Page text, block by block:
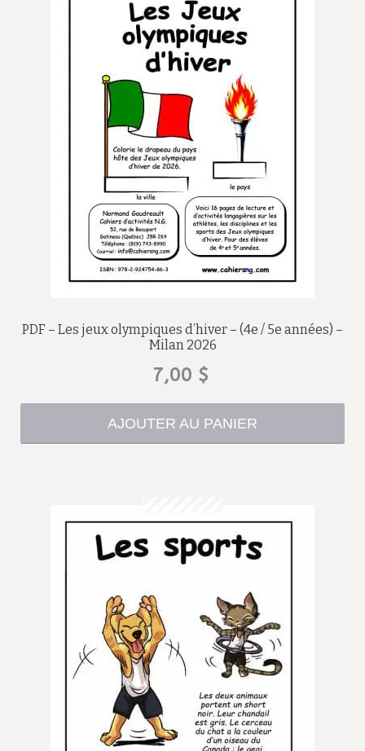
PDF – Les jeux olympiques d’hiver – (4e / 5e années) –
Milan 2026
7,00 $
AJOUTER AU PANIER